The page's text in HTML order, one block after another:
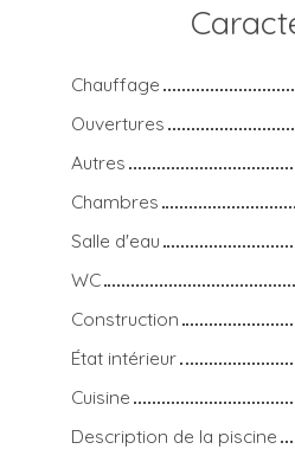
Chauffage
Ouvertures
Autres
Chambres
Salle d'eau
WC
Construction
État intérieur
Cuisine
Description de la piscine